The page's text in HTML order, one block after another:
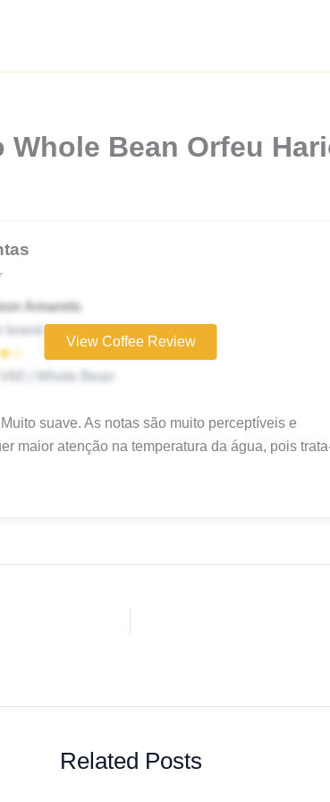
Bean Orfeu
Amarelo
brand
V60 | Whole Bean
View Coffee Review
suave. As notas são muito perceptíveis e
maior atenção na temperatura da água, pois
Related Posts